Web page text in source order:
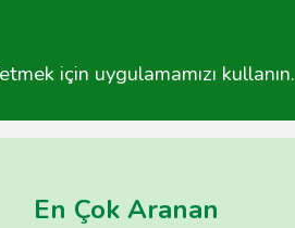
için uygulamamızı kullanın.
En Çok Aranan